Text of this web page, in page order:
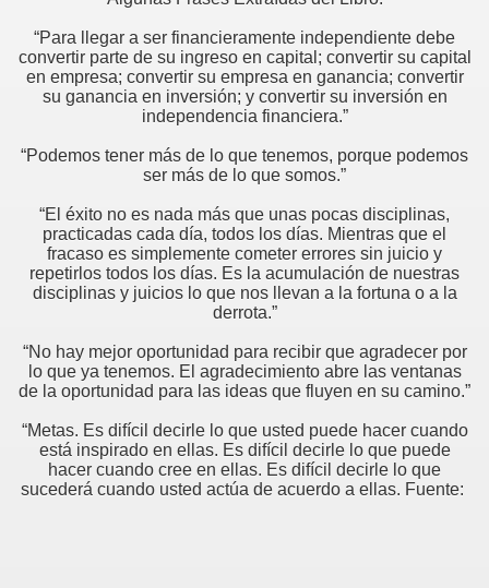
“Para llegar a ser financieramente independiente debe
convertir parte de su ingreso en capital; convertir su capital
en empresa; convertir su empresa en ganancia; convertir
su ganancia en inversión; y convertir su inversión en
independencia financiera.”
“Podemos tener más de lo que tenemos, porque podemos
ser más de lo que somos.”
“El éxito no es nada más que unas pocas disciplinas,
practicadas cada día, todos los días. Mientras que el
fracaso es simplemente cometer errores sin juicio y
repetirlos todos los días. Es la acumulación de nuestras
disciplinas y juicios lo que nos llevan a la fortuna o a la
derrota.”
“No hay mejor oportunidad para recibir que agradecer por
lo que ya tenemos. El agradecimiento abre las ventanas
de la oportunidad para las ideas que fluyen en su camino.”
“Metas. Es difícil decirle lo que usted puede hacer cuando
está inspirado en ellas. Es difícil decirle lo que puede
hacer cuando cree en ellas. Es difícil decirle lo que
sucederá cuando usted actúa de acuerdo a ellas. Fuente: